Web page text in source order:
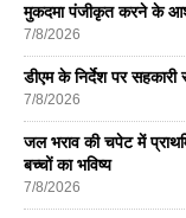
मुकदमा पंजीकृत करने के
7/8/2026
डीएम के निर्देश पर
7/8/2026
जल भराव की चपेट में
बच्चों का भविष्य
7/8/2026